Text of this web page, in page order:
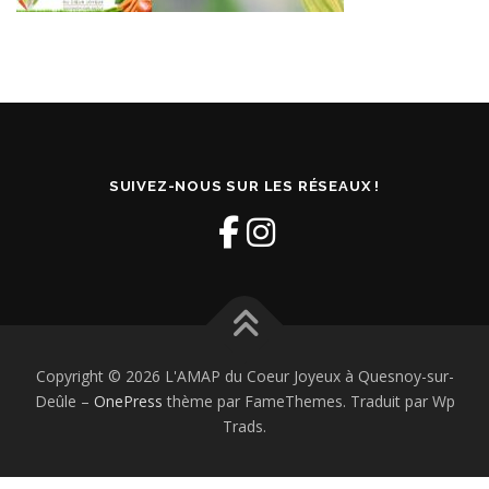
SUIVEZ-NOUS SUR LES RÉSEAUX !
Copyright © 2026 L'AMAP du Coeur Joyeux à Quesnoy-sur-
Deûle – OnePress thème par FameThemes. Traduit par Wp
Trads.